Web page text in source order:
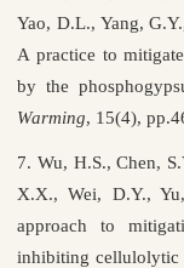
Yao, D.L., Yang,
A practice to
by the
Warming, 15(4),
7. Wu, H.S., Chen,
X.X., Wei, D.Y.,
approach to
inhibiting cellulolytic